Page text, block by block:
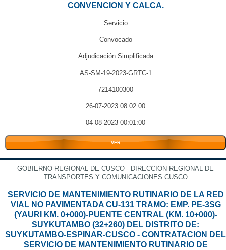
CONVENCION Y CALCA.
Servicio
Convocado
Adjudicación Simplificada
AS-SM-19-2023-GRTC-1
7214100300
26-07-2023 08:02:00
04-08-2023 00:01:00
VER
GOBIERNO REGIONAL DE CUSCO - DIRECCION REGIONAL DE
TRANSPORTES Y COMUNICACIONES CUSCO
SERVICIO DE MANTENIMIENTO RUTINARIO DE LA RED
VIAL NO PAVIMENTADA CU-131 TRAMO: EMP. PE-3SG
(YAURI KM. 0+000)-PUENTE CENTRAL (KM. 10+000)-
SUYKUTAMBO (32+260) DEL DISTRITO DE:
SUYKUTAMBO-ESPINAR-CUSCO - CONTRATACION DEL
SERVICIO DE MANTENIMIENTO RUTINARIO DE